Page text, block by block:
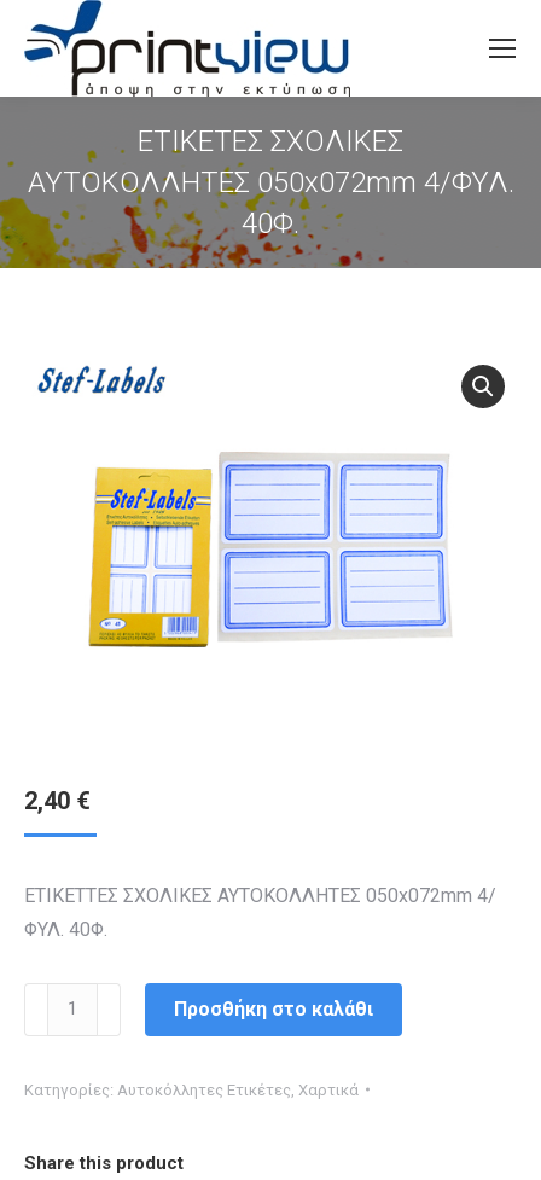
Search:
ΕΤΙΚΕΤΕΣ ΣΧΟΛΙΚΕΣ
ΑΥΤΟΚΟΛΛΗΤΕΣ 050x072mm 4/ΦΥΛ.
40Φ.
You are here:
2,40 €
ΕΤΙΚΕΤΤΕΣ ΣΧΟΛΙΚΕΣ ΑΥΤΟΚΟΛΛΗΤΕΣ 050x072mm 4/
ΦΥΛ. 40Φ.
ΕΤΙΚΕΤΕΣ
ΣΧΟΛΙΚΕΣ
050x072mm
ΦΥΛ.
Προσθήκη στο καλάθι
Κατηγορίες: Αυτοκόλλητες Ετικέτες Χαρτικά
Share this product